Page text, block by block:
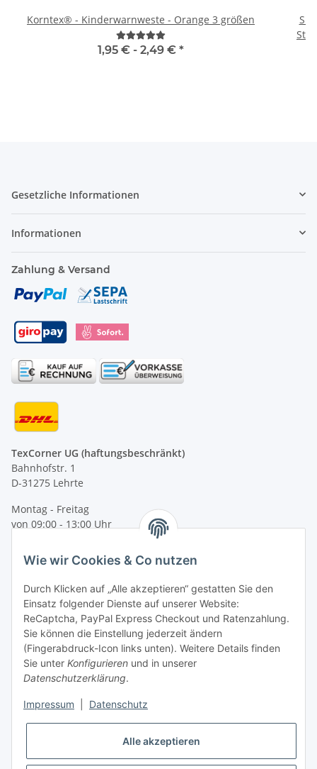
Korntex® - Kinderwarnweste - Orange 3 größen
1,95 € - 2,49 € *
Gesetzliche Informationen
Informationen
Zahlung & Versand
TexCorner UG (haftungsbeschränkt)
Bahnhofstr. 1
D-31275 Lehrte
Montag - Freitag
von 09:00 - 13:00 Uhr
Tel: +49 (0) 5132 8230689
E-Mail:mail@texcorner.de
Vertrag widerrufen
Wie wir Cookies & Co nutzen
Durch Klicken auf „Alle akzeptieren“ gestatten Sie den
Einsatz folgender Dienste auf unserer Website:
ReCaptcha, PayPal Express Checkout und Ratenzahlung.
Sie können die Einstellung jederzeit ändern
(Fingerabdruck-Icon links unten). Weitere Details finden
Sie unter Konfigurieren und in unserer
Datenschutzerklärung.
Impressum Datenschutz
Alle akzeptieren